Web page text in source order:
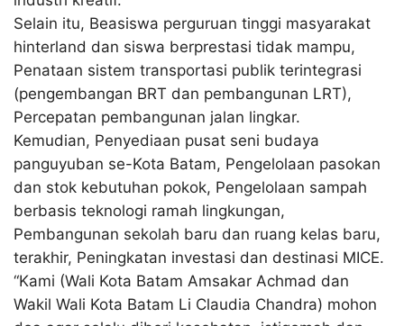
Selain itu, Beasiswa perguruan tinggi masyarakat
hinterland dan siswa berprestasi tidak mampu,
Penataan sistem transportasi publik terintegrasi
(pengembangan BRT dan pembangunan LRT),
Percepatan pembangunan jalan lingkar.
Kemudian, Penyediaan pusat seni budaya
panguyuban se-Kota Batam, Pengelolaan pasokan
dan stok kebutuhan pokok, Pengelolaan sampah
berbasis teknologi ramah lingkungan,
Pembangunan sekolah baru dan ruang kelas baru,
terakhir, Peningkatan investasi dan destinasi MICE.
“Kami (Wali Kota Batam Amsakar Achmad dan
Wakil Wali Kota Batam Li Claudia Chandra) mohon